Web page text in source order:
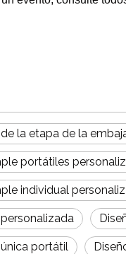
la etapa de la
portátiles
individual
portátil